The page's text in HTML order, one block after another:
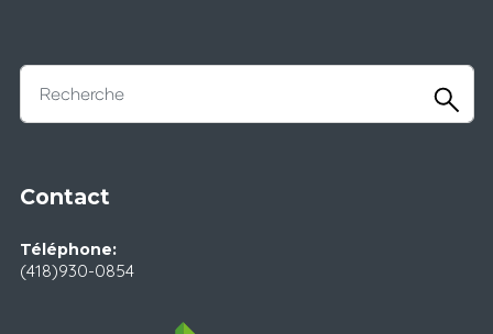
Contact
Téléphone:
(418)930-0854